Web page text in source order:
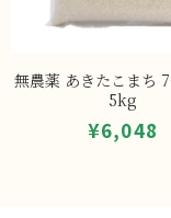
無農薬 あきたこまち
5kg
¥6,048